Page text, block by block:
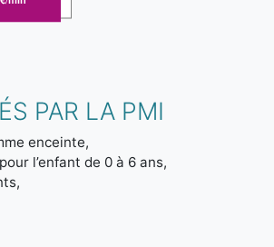
PAR LA PMI
enceinte,
l’enfant de 0 à 6 ans,